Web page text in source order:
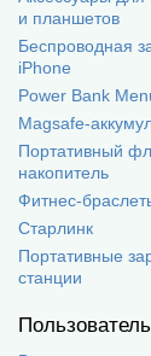
и планшетов
Беспроводная
iPhone
Power Bank
Magsafe-
Портативный
накопитель
Фитнес-
Старлинк
Портативные
станции
Пользователь